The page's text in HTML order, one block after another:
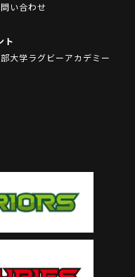
い合わせ
ト
大学ラグビーアカデミー